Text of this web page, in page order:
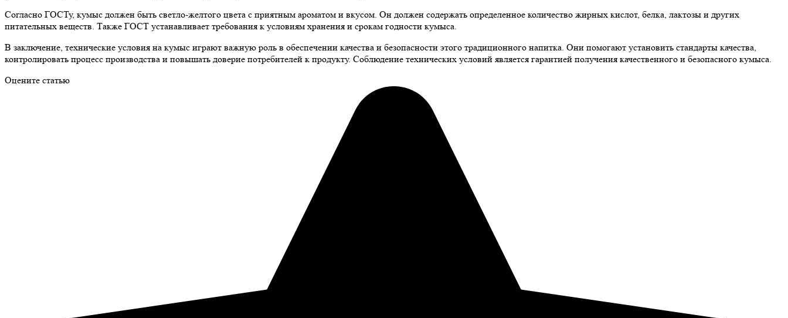
Согласно ГОСТу, кумыс должен быть светло-желтого цвета с приятным ароматом и вкусом. Он должен содержать определенное количество жирных кислот, белка, лактозы и других
питательных веществ. Также ГОСТ устанавливает требования к условиям хранения и срокам годности кумыса.
В заключение, технические условия на кумыс играют важную роль в обеспечении качества и безопасности этого традиционного напитка. Они помогают установить стандарты качества,
контролировать процесс производства и повышать доверие потребителей к продукту. Соблюдение технических условий является гарантией получения качественного и безопасного кумыса.
Оцените статью